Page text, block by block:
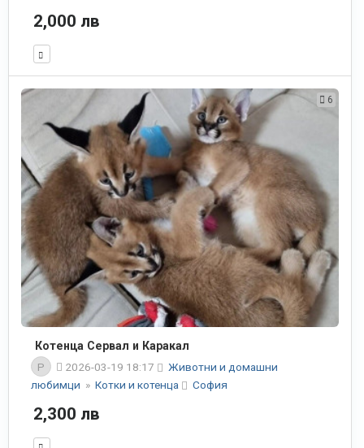
2,000 лв
6
Котенца Сервал и Каракал
P
2026-03-19 18:17
Животни и домашни
любимци » Котки и котенца София
2,300 лв